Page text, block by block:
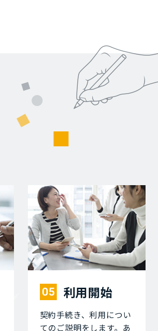
05 利⽤開始
契約⼿続き、利⽤につい
てのご説明をします。あ